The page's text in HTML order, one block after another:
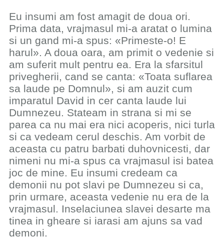
Eu insumi am fost amagit de doua ori.
Prima data, vrajmasul mi-a aratat o lumina
si un gand mi-a spus: «Primeste-o! E
harul». A doua oara, am primit o vedenie si
am suferit mult pentru ea. Era la sfarsitul
privegherii, cand se canta: «Toata suflarea
sa laude pe Domnul», si am auzit cum
imparatul David in cer canta laude lui
Dumnezeu. Stateam in strana si mi se
parea ca nu mai era nici acoperis, nici turla
si ca vedeam cerul deschis. Am vorbit de
aceasta cu patru barbati duhovnicesti, dar
nimeni nu mi-a spus ca vrajmasul isi batea
joc de mine. Eu insumi credeam ca
demonii nu pot slavi pe Dumnezeu si ca,
prin urmare, aceasta vedenie nu era de la
vrajmasul. Inselaciunea slavei desarte ma
tinea in gheare si iarasi am ajuns sa vad
demoni.